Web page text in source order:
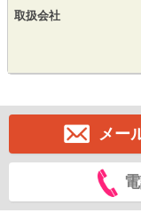
取扱会社
メー